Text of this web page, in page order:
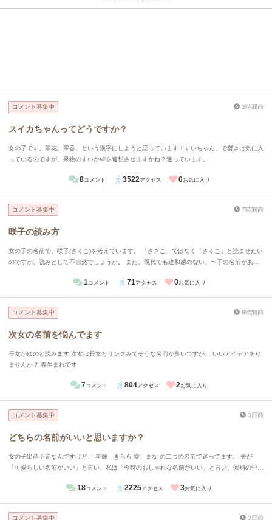
コメント募集中 3時間前
スイカちゃんってどうですか？
女の子です。翠花、翠香、という漢字にしようと思っています！すいちゃん、で響きは気に入
っているのですが、果物のすいか🍉を連想させますかね？迷っています。
8コメント 3522 アクセス 0お気に入り
コメント募集中 7時間前
咲子の読み方
女の子の名前で、咲子(さくこ)を考えています。 「さきこ」ではなく「さくこ」と読ませたい
のですが、読みとして不自然でしょうか。 また、現代でも違和感のない、〜子の名前があり
1 コメント 71 アクセス 0お気に入り
コメント募集中 8時間前
次女の名前を悩んでます
長女がゆのと読みます 次女は長女とリンクみてそうな名前が良いですが、 いいアイデアあり
ませんか？ 春生まれです
7コメント 804アクセス 2 お気に入り
コメント募集中 3日前
どちらの名前がいいと思いますか？
女の子出産予定なんですけど、 星輝 きらら 愛 まな の二つの名前で迷ってます。 夫が
「可愛らしい名前がいい」と言い、私は「今時のおしゃれな名前がいい」と言い、候補の中か
18コメント 2225アクセス 3お気に入り
コメント募集中 3日前